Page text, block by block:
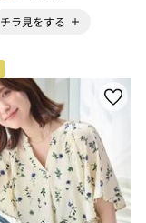
チラ見をする